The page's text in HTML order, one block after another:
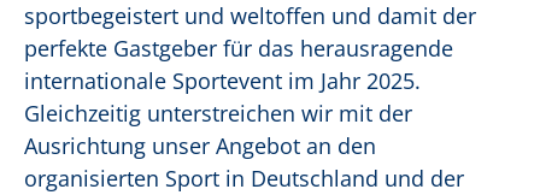
sportbegeistert und weltoffen und damit der
perfekte Gastgeber für das herausragende
internationale Sportevent im Jahr 2025.
Gleichzeitig unterstreichen wir mit der
Ausrichtung unser Angebot an den
organisierten Sport in Deutschland und der